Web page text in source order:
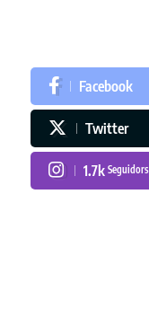
Facebook
Twitter
1.7k Seguidors